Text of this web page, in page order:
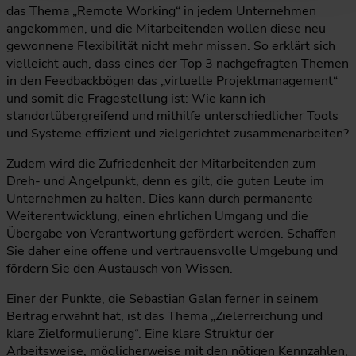
das Thema „Remote Working“ in jedem Unternehmen
angekommen, und die Mitarbeitenden wollen diese neu
gewonnene Flexibilität nicht mehr missen. So erklärt sich
vielleicht auch, dass eines der Top 3 nachgefragten Themen
in den Feedbackbögen das „virtuelle Projektmanagement“
und somit die Fragestellung ist: Wie kann ich
standortübergreifend und mithilfe unterschiedlicher Tools
und Systeme effizient und zielgerichtet zusammenarbeiten?
Zudem wird die Zufriedenheit der Mitarbeitenden zum
Dreh- und Angelpunkt, denn es gilt, die guten Leute im
Unternehmen zu halten. Dies kann durch permanente
Weiterentwicklung, einen ehrlichen Umgang und die
Übergabe von Verantwortung gefördert werden. Schaffen
Sie daher eine offene und vertrauensvolle Umgebung und
fördern Sie den Austausch von Wissen.
Einer der Punkte, die Sebastian Galan ferner in seinem
Beitrag erwähnt hat, ist das Thema „Zielerreichung und
klare Zielformulierung“. Eine klare Struktur der
Arbeitsweise, möglicherweise mit den nötigen Kennzahlen,